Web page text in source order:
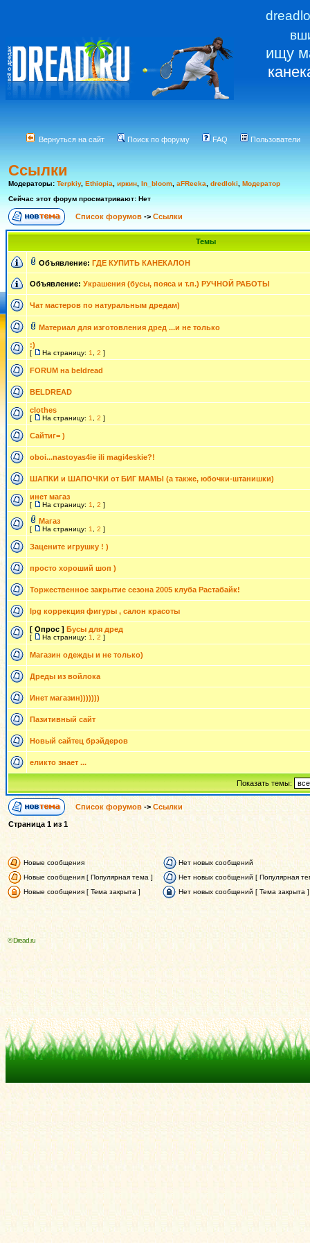
ищу
Вернуться на сайт Поиск по форуму FAQ Пользователи
Ссылки
Модераторы: Terpkiy, Ethiopia иркин In_bloom aFReeka dredloki
Модератор
Сейчас этот форум просматривают: Нет
Список форумов -> Ссылки
Темы
Объявление: ГДЕ КУПИТЬ КАНЕКАЛОН
Объявление: Украшения (бусы, пояса и т.п.) РУЧНОЙ РАБОТЫ
Чат мастеров по натуральным дредам)
Материал для изготовления дред ...и не только
:)
[ На страницу: 1 2 ]
FORUM на beldread
BELDREAD
clothes
[ На страницу: 1 2 ]
Сайтиг= )
oboi...nastoyas4ie ili magi4eskie?!
ШАПКИ и ШАПОЧКИ от БИГ МАМЫ (а также, юбочки-штанишки)
инет магаз
[ На страницу: 1 2 ]
Магаз
[ На страницу: 1 2 ]
Зацените игрушку ! )
просто хороший шоп )
Торжественное закрытие сезона 2005 клуба Растабайк!
lpg коррекция фигуры , салон красоты
[ Опрос ] Бусы для дред
[ На страницу: 1 2 ]
Магазин одежды и не только)
Дреды из войлока
Инет магазин)))))))
Пазитивный сайт
Новый сайтец брэйдеров
еликто знает ...
Показать темы:
Список форумов-> Ссылки
Страница 1 из 1
Новые сообщения
Нет новых сообщений
Новые сообщения [ Популярная тема ]
Нет новых сообщений [ Популярная
Новые сообщения [ Тема закрыта ]
Нет новых сообщений [ Тема закрыта ]
© Dread.ru